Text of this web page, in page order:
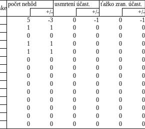
počet nehôd usmrtení účast. ťažko zran. účast.
+/-
+/- +/-
5 -3 0 -1 0 -1
1 1 0 0 0 0
0 0 0 0 0 0
1 1 0 0 0 0
1 1 0 0 0 0
0 0 0 0 0 0
0 0 0 0 0 0
0 0 0 0 0 0
0 0 0 0 0 0
0 0 0 0 0 0
0 0 0 0 0 0
0 0 0 0 0 0
0 0 0 0 0 0
0 0 0 0 0 0